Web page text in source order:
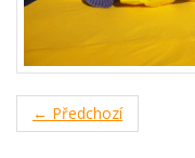
← Předchozí